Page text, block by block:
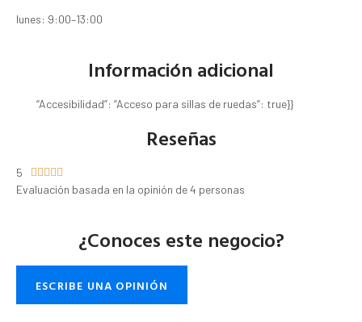
lunes: 9:00–13:00
Información adicional
“Accesibilidad”: “Acceso para sillas de ruedas”: true}}
Reseñas
5     
Evaluación basada en la opinión de 4 personas
¿Conoces este negocio?
ESCRIBE UNA OPINIÓN